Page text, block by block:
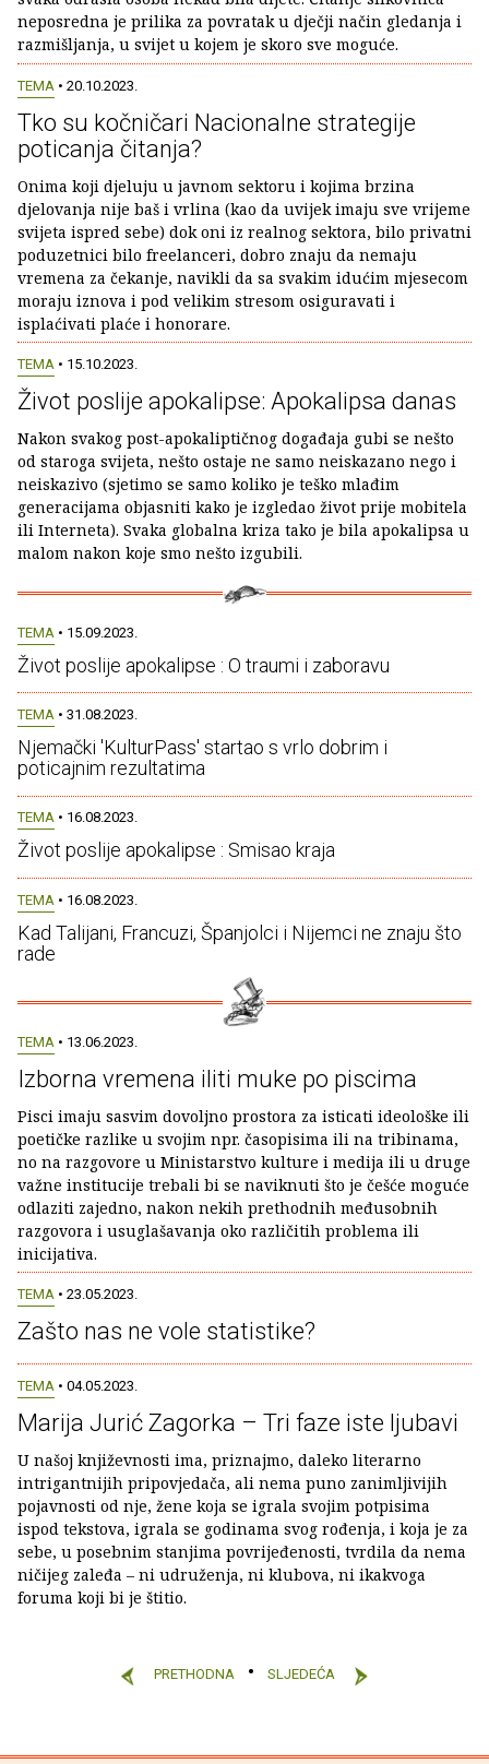
neposredna je prilika za povratak u dječji način gledanja i
razmišljanja, u svijet u kojem je skoro sve moguće.
TEMA • 20.10.2023.
Tko su kočničari Nacionalne strategije
poticanja čitanja?
Onima koji djeluju u javnom sektoru i kojima brzina
djelovanja nije baš i vrlina (kao da uvijek imaju sve vrijeme
svijeta ispred sebe) dok oni iz realnog sektora, bilo privatni
poduzetnici bilo freelanceri, dobro znaju da nemaju
vremena za čekanje, navikli da sa svakim idućim mjesecom
moraju iznova i pod velikim stresom osiguravati i
isplaćivati plaće i honorare.
TEMA • 15.10.2023.
Život poslije apokalipse: Apokalipsa danas
Nakon svakog post-apokaliptičnog događaja gubi se nešto
od staroga svijeta, nešto ostaje ne samo neiskazano nego i
neiskazivo (sjetimo se samo koliko je teško mlađim
generacijama objasniti kako je izgledao život prije mobitela
ili Interneta). Svaka globalna kriza tako je bila apokalipsa u
malom nakon koje smo nešto izgubili.
TEMA • 15.09.2023.
Život poslije apokalipse : O traumi i zaboravu
TEMA • 31.08.2023.
Njemački 'KulturPass' startao s vrlo dobrim i
poticajnim rezultatima
TEMA • 16.08.2023.
Život poslije apokalipse : Smisao kraja
TEMA • 16.08.2023.
Kad Talijani, Francuzi, Španjolci i Nijemci ne znaju što
rade
TEMA • 13.06.2023.
Izborna vremena iliti muke po piscima
Pisci imaju sasvim dovoljno prostora za isticati ideološke ili
poetičke razlike u svojim npr. časopisima ili na tribinama,
no na razgovore u Ministarstvo kulture i medija ili u druge
važne institucije trebali bi se naviknuti što je češće moguće
odlaziti zajedno, nakon nekih prethodnih međusobnih
razgovora i usuglašavanja oko različitih problema ili
inicijativa.
TEMA • 23.05.2023.
Zašto nas ne vole statistike?
TEMA • 04.05.2023.
Marija Jurić Zagorka – Tri faze iste ljubavi
U našoj književnosti ima, priznajmo, daleko literarno
intrigantnijih pripovjedača, ali nema puno zanimljivijih
pojavnosti od nje, žene koja se igrala svojim potpisima
ispod tekstova, igrala se godinama svog rođenja, i koja je za
sebe, u posebnim stanjima povrijeđenosti, tvrdila da nema
ničijeg zaleđa – ni udruženja, ni klubova, ni ikakvoga
foruma koji bi je štitio.
PRETHODNA SLJEDEĆA